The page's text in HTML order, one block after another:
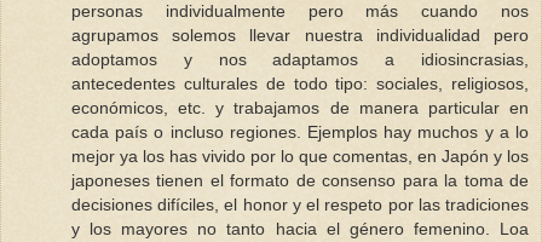
personas individualmente pero más cuando nos
agrupamos solemos llevar nuestra individualidad pero
adoptamos y nos adaptamos a idiosincrasias,
antecedentes culturales de todo tipo: sociales, religiosos,
económicos, etc. y trabajamos de manera particular en
cada país o incluso regiones. Ejemplos hay muchos y a lo
mejor ya los has vivido por lo que comentas, en Japón y los
japoneses tienen el formato de consenso para la toma de
decisiones difíciles, el honor y el respeto por las tradiciones
y los mayores no tanto hacia el género femenino. Loa